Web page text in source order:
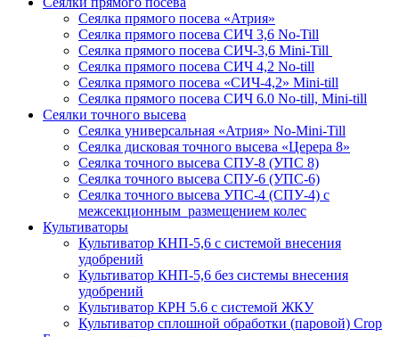
Сеялка прямого посева «Атрия»
Сеялка прямого посева СИЧ 3,6 No-Till
Сеялка прямого посева СИЧ-3,6 Mini-Till
Сеялка прямого посева СИЧ 4,2 No-till
Сеялка прямого посева «СИЧ-4,2» Mini-till
Сеялка прямого посева СИЧ 6.0 No-till, Mini-till
Сеялки точного высева
Сеялка универсальная «Атрия» No-Mini-Till
Сеялка дисковая точного высева «Церера 8»
Сеялка точного высева СПУ-8 (УПС 8)
Сеялка точного высева СПУ-6 (УПС-6)
Сеялка точного высева УПС-4 (СПУ-4) с
межсекционным размещением колес
Культиваторы
Культиватор КНП-5,6 с системой внесения
удобрений
Культиватор КНП-5,6 без системы внесения
удобрений
Культиватор КРН 5.6 с системой ЖКУ
Культиватор сплошной обработки (паровой) Crop